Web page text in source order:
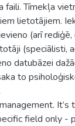
Tīmekļa
lietotājiem.
(arī rediģē,
(speciālisti,
datubāzei
to
It’s
field only -